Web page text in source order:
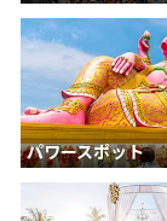
パワースポット